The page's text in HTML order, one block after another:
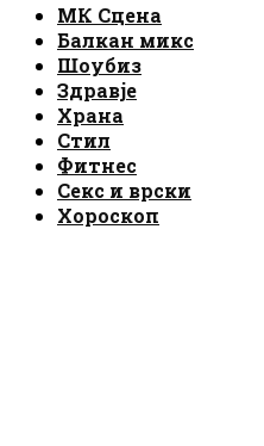
МК Сцена
Балкан микс
Шоубиз
Здравје
Храна
Стил
Фитнес
Секс и врски
Хороскоп